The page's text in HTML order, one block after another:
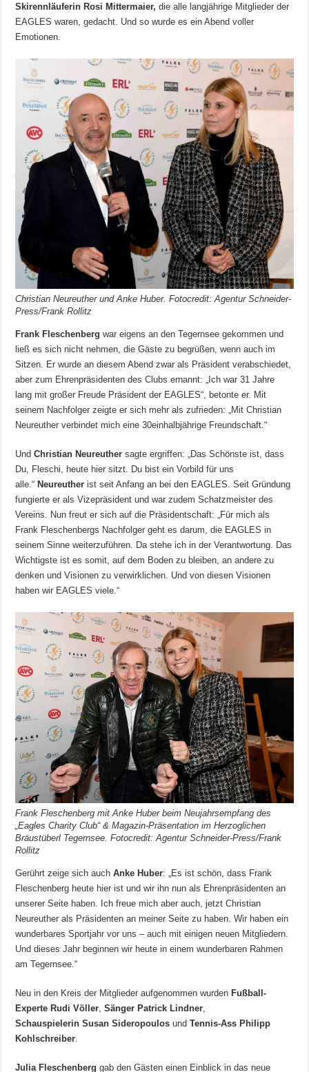
Skirennläuferin Rosi Mittermaier, die alle langjährige Mitglieder der
EAGLES waren, gedacht. Und so wurde es ein Abend voller
Emotionen.
Christian Neureuther und Anke Huber. Fotocredit: Agentur Schneider-
Press/Frank Rollitz
Frank Fleschenberg war eigens an den Tegernsee gekommen und
ließ es sich nicht nehmen, die Gäste zu begrüßen, wenn auch im
Sitzen. Er wurde an diesem Abend zwar als Präsident verabschiedet,
aber zum Ehrenpräsidenten des Clubs ernannt: „Ich war 31 Jahre
lang mit großer Freude Präsident der EAGLES“, betonte er. Mit
seinem Nachfolger zeigte er sich mehr als zufrieden: „Mit Christian
Neureuther verbindet mich eine 30einhalbjährige Freundschaft.“
UndChristian Neureuther sagte ergriffen: „Das Schönste ist, dass
Du, Fleschi, heute hier sitzt. Du bist ein Vorbild für uns
alle.“ Neureuther ist seit Anfang an bei den EAGLES. Seit Gründung
fungierte er als Vizepräsident und war zudem Schatzmeister des
Vereins. Nun freut er sich auf die Präsidentschaft: „Für mich als
Frank Fleschenbergs Nachfolger geht es darum, die EAGLES in
seinem Sinne weiterzuführen. Da stehe ich in der Verantwortung. Das
Wichtigste ist es somit, auf dem Boden zu bleiben, an andere zu
denken und Visionen zu verwirklichen. Und von diesen Visionen
haben wir EAGLES viele.“
Frank Fleschenberg mit Anke Huber beim Neujahrsempfang des
„Eagles Charity Club“ & Magazin-Präsentation im Herzoglichen
Bräustüberl Tegernsee. Fotocredit: Agentur Schneider-Press/Frank
Rollitz
Gerührt zeige sich auchAnke Huber: „Es ist schön, dass Frank
Fleschenberg heute hier ist und wir ihn nun als Ehrenpräsidenten an
unserer Seite haben. Ich freue mich aber auch, jetzt Christian
Neureuther als Präsidenten an meiner Seite zu haben. Wir haben ein
wunderbares Sportjahr vor uns – auch mit einigen neuen Mitgliedern.
Und dieses Jahr beginnen wir heute in einem wunderbaren Rahmen
am Tegernsee.“
Neu in den Kreis der Mitglieder aufgenommen wurden Fußball-
Experte Rudi Völler,Sänger Patrick Lindner,
Schauspielerin Susan Sideropoulos undTennis-Ass Philipp
Kohlschreiber.
Julia Fleschenberg gab den Gästen einen Einblick in das neue